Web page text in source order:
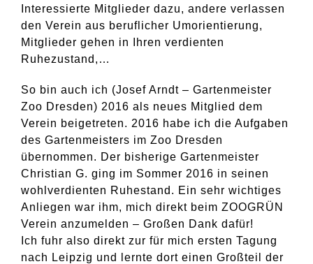
Interessierte Mitglieder dazu, andere verlassen
den Verein aus beruflicher Umorientierung,
Mitglieder gehen in Ihren verdienten
Ruhezustand,…
So bin auch ich (Josef Arndt – Gartenmeister
Zoo Dresden) 2016 als neues Mitglied dem
Verein beigetreten. 2016 habe ich die Aufgaben
des Gartenmeisters im Zoo Dresden
übernommen. Der bisherige Gartenmeister
Christian G. ging im Sommer 2016 in seinen
wohlverdienten Ruhestand. Ein sehr wichtiges
Anliegen war ihm, mich direkt beim ZOOGRÜN
Verein anzumelden – Großen Dank dafür!
Ich fuhr also direkt zur für mich ersten Tagung
nach Leipzig und lernte dort einen Großteil der